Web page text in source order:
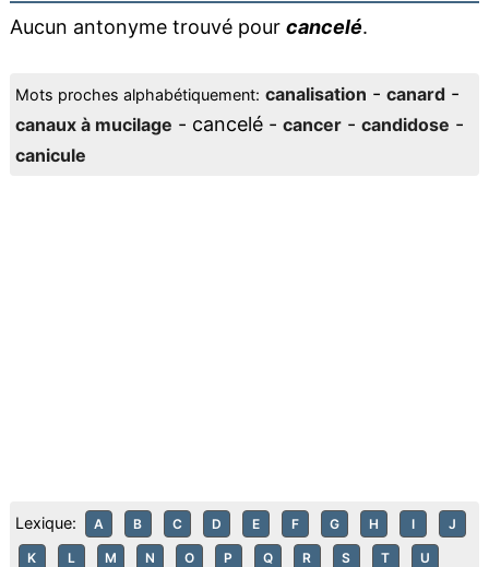
Aucun antonyme trouvé pour cancelé.
Mots proches alphabétiquement: canalisation - canard-
canaux à mucilage - cancelé - cancer- candidose -
canicule
Lexique: A B C D E F G H I J
K L M N O P Q R S T U